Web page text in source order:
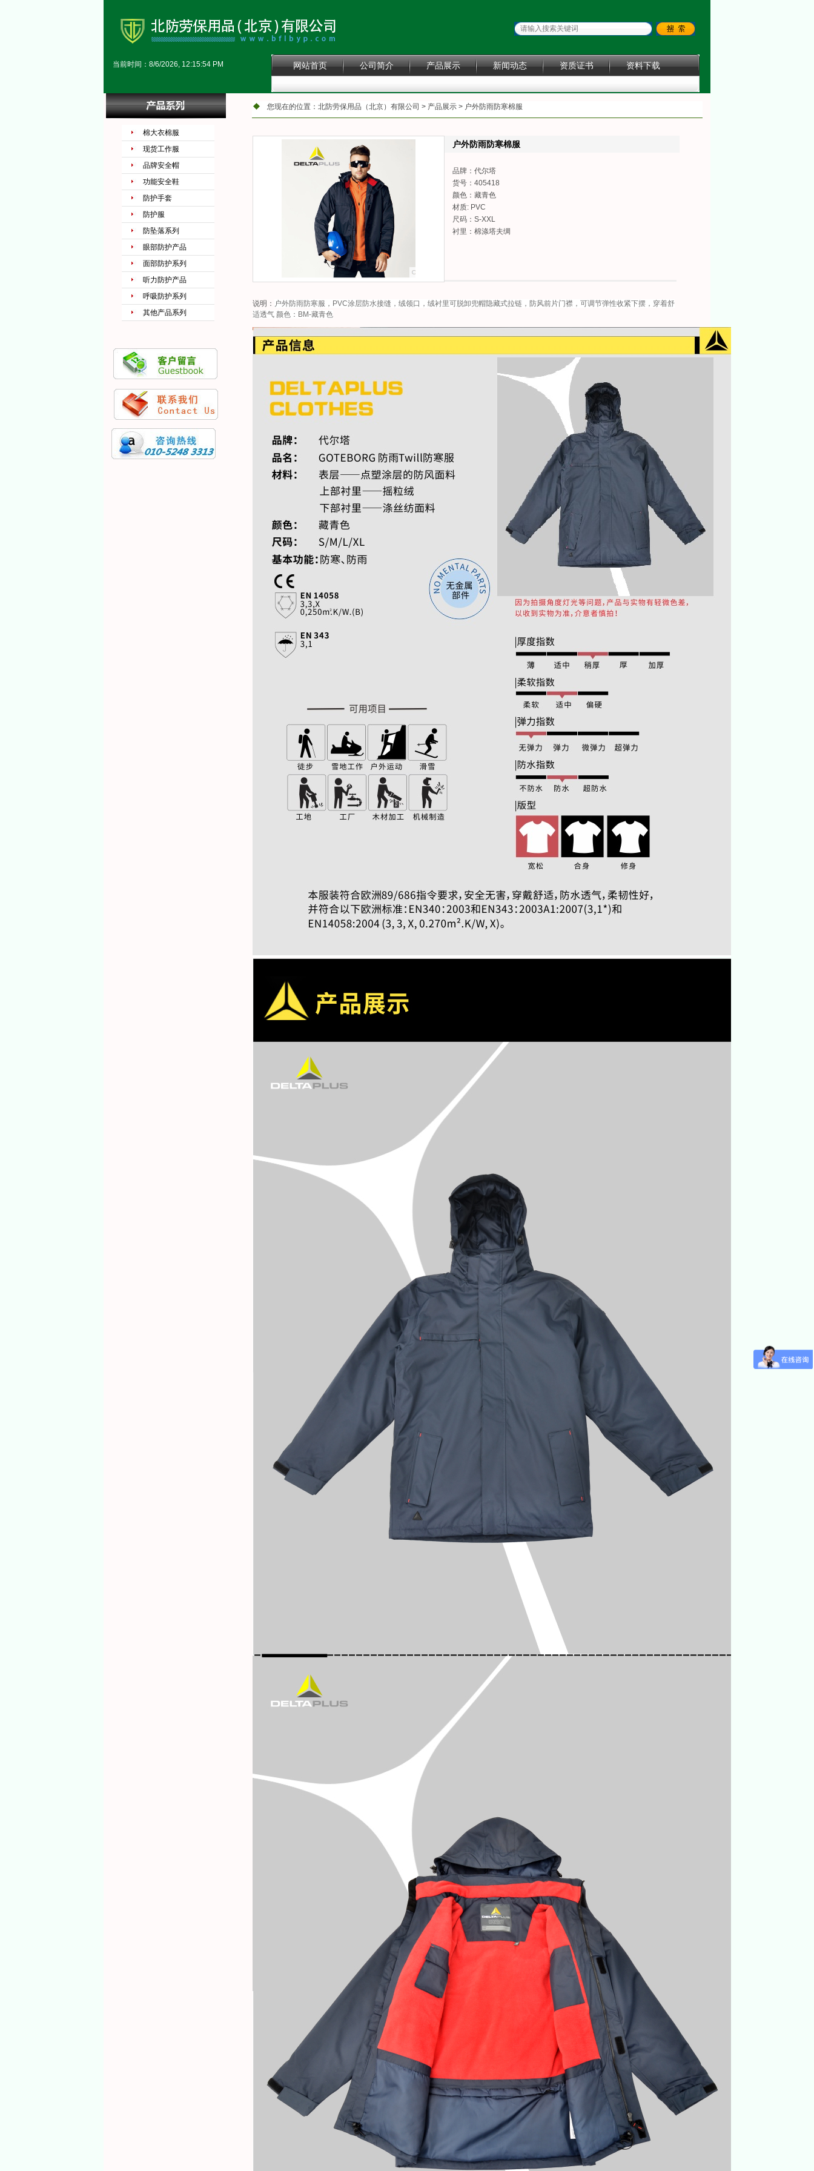
当前时间： 8/6/2026, 12:15:55 PM 网站首页 公司简介 产品展示 新闻动态 资质证书 资料下载
棉大衣棉服
现货工作服
品牌安全帽
功能安全鞋
防护手套
防护服
防坠落系列
眼部防护产品
面部防护系列
听力防护产品
呼吸防护系列
其他产品系列
您现在的位置： 北防劳保用品（北京）有限公司 > 产品展示 > 户外防雨防寒棉服
户外防雨防寒棉服
品牌：代尔塔
货号：405418
颜色：藏青色
材质: PVC
尺码：S-XXL
衬里：棉涤塔夫绸
说明： 户外防雨防寒服，PVC涂层防水接缝，绒领口，绒衬里可脱卸兜帽隐藏式拉链，防风前片门襟，可调节弹性收紧下摆，穿着舒
适透气 颜色：BM-藏青色